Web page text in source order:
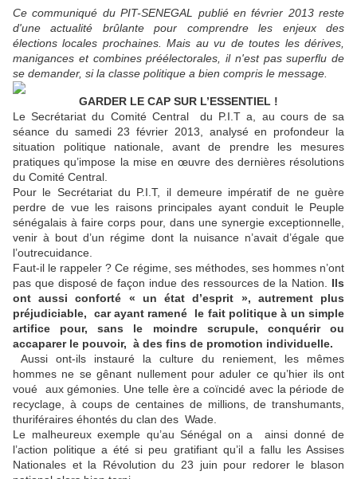
Ce communiqué du PIT-SENEGAL publié en février 2013 reste
d'une actualité brûlante pour comprendre les enjeux des
élections locales prochaines. Mais au vu de toutes les dérives,
manigances et combines préélectorales, il n'est pas superflu de
se demander, si la classe politique a bien compris le message.
GARDER LE CAP SUR L’ESSENTIEL !
Le Secrétariat du Comité Central du P.I.T a, au cours de sa
séance du samedi 23 février 2013, analysé en profondeur la
situation politique nationale, avant de prendre les mesures
pratiques qu’impose la mise en œuvre des dernières résolutions
du Comité Central.
Pour le Secrétariat du P.I.T, il demeure impératif de ne guère
perdre de vue les raisons principales ayant conduit le Peuple
sénégalais à faire corps pour, dans une synergie exceptionnelle,
venir à bout d’un régime dont la nuisance n’avait d’égale que
l’outrecuidance.
Faut-il le rappeler ? Ce régime, ses méthodes, ses hommes n’ont
pas que disposé de façon indue des ressources de la Nation. Ils
ont aussi conforté « un état d’esprit », autrement plus
préjudiciable, car ayant ramené le fait politique à un simple
artifice pour, sans le moindre scrupule, conquérir ou
accaparer le pouvoir, à des fins de promotion individuelle.
Aussi ont-ils instauré la culture du reniement, les mêmes
hommes ne se gênant nullement pour aduler ce qu’hier ils ont
voué aux gémonies. Une telle ère a coïncidé avec la période de
recyclage, à coups de centaines de millions, de transhumants,
thuriféraires éhontés du clan des Wade.
Le malheureux exemple qu’au Sénégal on a ainsi donné de
l’action politique a été si peu gratifiant qu’il a fallu les Assises
Nationales et la Révolution du 23 juin pour redorer le blason